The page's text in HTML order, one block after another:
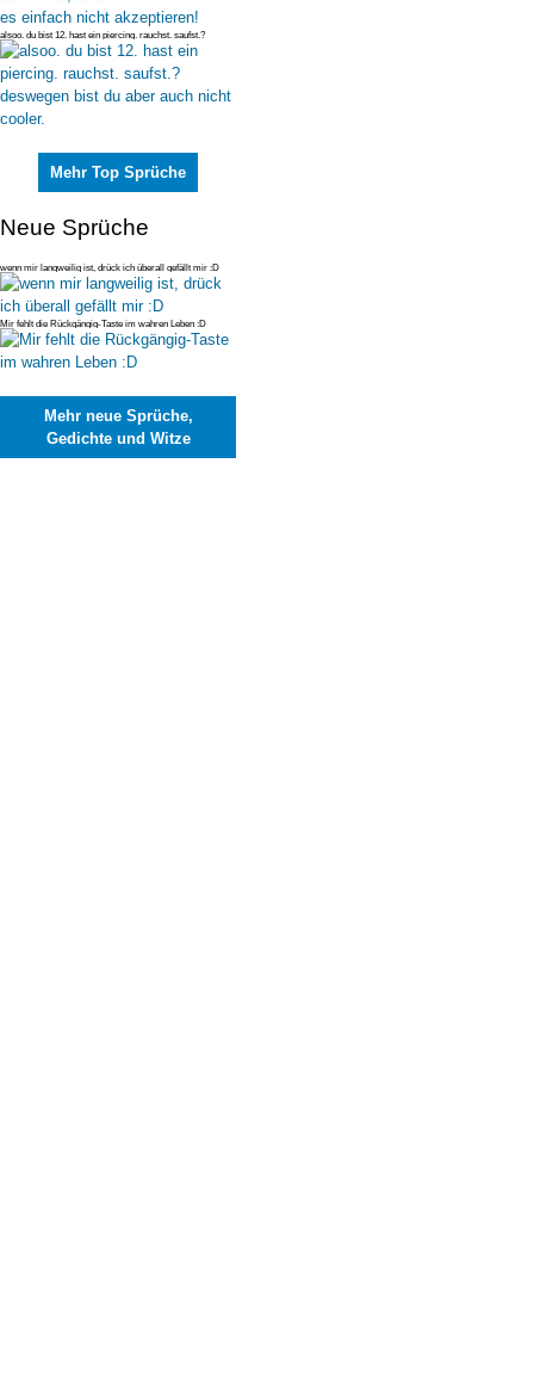
alsoo. du bist 12. hast ein piercing. rauchst. saufst.?
deswegen bist du
Mehr Top Sprüche
Neue Sprüche
wenn mir langweilig ist, drück ich überall gefällt mir :D
Mir fehlt die Rückgängig-Taste im wahren Leben :D
Mehr neue Sprüche,
Gedichte und Witze